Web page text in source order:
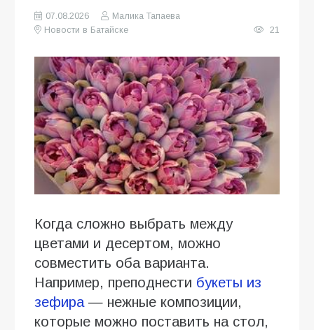
07.08.2026
Малика Тапаева
Новости в Батайске
21
Когда сложно выбрать между
цветами и десертом, можно
совместить оба варианта.
Например, преподнести букеты из
зефира— нежные композиции,
которые можно поставить на стол,